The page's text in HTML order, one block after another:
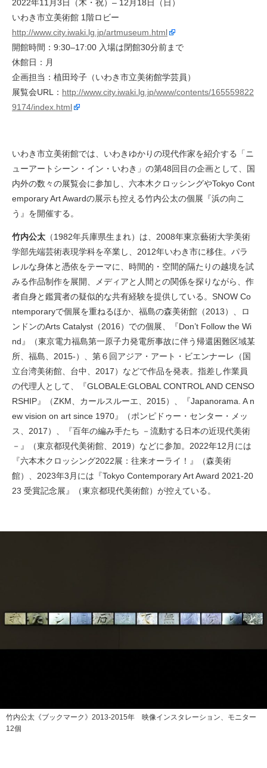
2022年11月3日（木・祝）– 12月18日（日）
いわき市立美術館 1階ロビー
http://www.city.iwaki.lg.jp/artmuseum.html
開館時間：9:30–17:00 入場は閉館30分前まで
休館日：月
企画担当：植田玲子（いわき市立美術館学芸員）
展覧会URL： http://www.city.iwaki.lg.jp/www/contents/165559822
9174/index.html
いわき市立美術館では、いわきゆかりの現代作家を紹介する「ニ
ューアートシーン・イン・いわき」の第48回目の企画として、国
内外の数々の展覧会に参加し、六本木クロッシングやTokyo Cont
emporary Art Awardの展示も控える竹内公太の個展『浜の向こ
う』を開催する。
竹内公太 （1982年兵庫県生まれ）は、2008年東京藝術大学美術
学部先端芸術表現学科を卒業し、2012年いわき市に移住。パラ
レルな身体と憑依をテーマに、時間的・空間的隔たりの越境を試
みる作品制作を展開、メディアと人間との関係を探りながら、作
者自身と鑑賞者の疑似的な共有経験を提供している。SNOW Co
ntemporaryで個展を重ねるほか、福島の森美術館（2013）、ロ
ンドンのArts Catalyst（2016）での個展、『Don’t Follow the Wi
nd』（東京電力福島第一原子力発電所事故に伴う帰還困難区域某
所、福島、2015-）、第６回アジア・アート・ビエンナーレ（国
立台湾美術館、台中、2017）などで作品を発表。指差し作業員
の代理人として、『GLOBALE:GLOBAL CONTROL AND CENSO
RSHIP』（ZKM、カールスルーエ、2015）、『Japanorama. A n
ew vision on art since 1970』（ポンピドゥー・センター・メッ
ス、2017）、『百年の編み手たち －流動する日本の近現代美術
－』（東京都現代美術館、2019）などに参加。2022年12月には
『六本木クロッシング2022展：往来オーライ！』（森美術
館）、2023年3月には『Tokyo Contemporary Art Award 2021-20
23 受賞記念展』（東京都現代美術館）が控えている。
竹内公太《ブックマーク》2013-2015年 映像インスタレーション、モニター
12個